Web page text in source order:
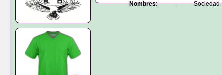
Nombres:
- Sociedad